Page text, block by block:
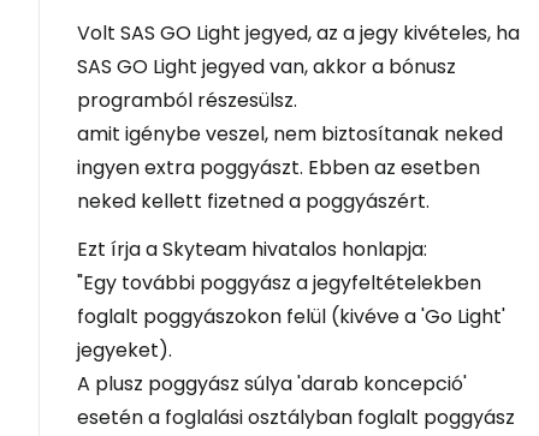
Volt SAS GO Light jegyed, az a jegy kivételes, ha
SAS GO Light jegyed van, akkor a bónusz
programból részesülsz.
amit igénybe veszel, nem biztosítanak neked
ingyen extra poggyászt. Ebben az esetben
neked kellett fizetned a poggyászért.
Ezt írja a Skyteam hivatalos honlapja:
"Egy további poggyász a jegyfeltételekben
foglalt poggyászokon felül (kivéve a 'Go Light'
jegyeket).
A plusz poggyász súlya 'darab koncepció'
esetén a foglalási osztályban foglalt poggyász